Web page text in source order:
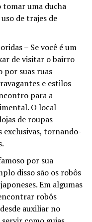
tomar uma ducha
de trajes de
– Se você é um
de visitar o bairro
por suas ruas
e estilos
para a
O local
de roupas
exclusivas, tornando-
por sua
disso são os robôs
Em algumas
robôs
auxiliar no